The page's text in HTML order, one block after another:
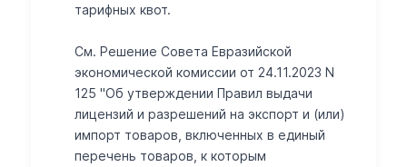
тарифных квот.
См. Решение Совета Евразийской
экономической комиссии от 24.11.2023 N
125 "Об утверждении Правил выдачи
лицензий и разрешений на экспорт и (или)
импорт товаров, включенных в единый
перечень товаров, к которым